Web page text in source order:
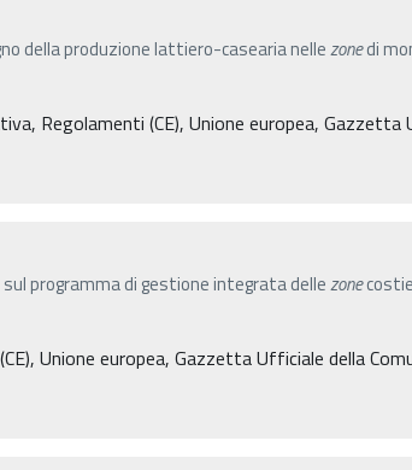
della produzione lattiero-casearia nellezonedi
Regolamenti (CE), Unione europea, Gazzetta
programma di gestione integrata dellezone
Unione europea, Gazzetta Ufficiale della